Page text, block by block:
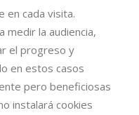
en cada visita.
medir la audiencia,
el progreso y
en estos casos
pero beneficiosas
instalará cookies